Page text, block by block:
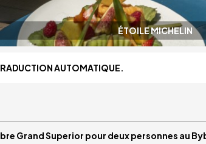
ÉTOILE MICHELIN
AUTOMATIQUE.
Grand Superior pour deux personnes au